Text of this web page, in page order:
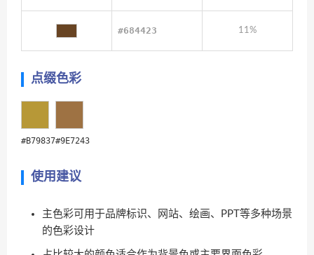
#684423 11%
点缀色彩
#B79837#9E7243
使用建议
主色彩可用于品牌标识、网站、绘画、PPT等多种场景
的色彩设计